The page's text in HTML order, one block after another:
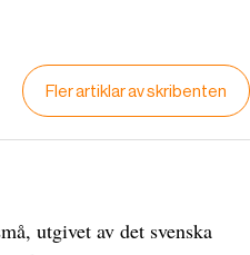
Fler artiklar av skribenten
utgivet av det svenska